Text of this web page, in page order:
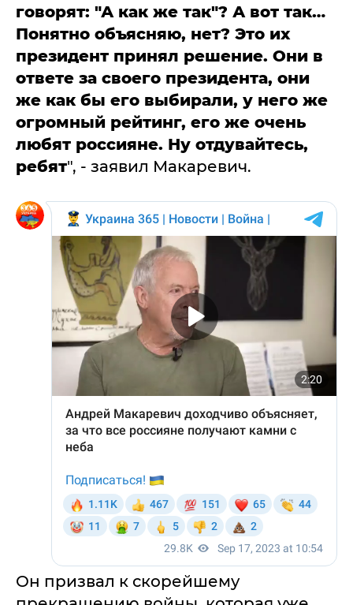
говорят: "А как же так"? А вот так…
Понятно объясняю, нет? Это их
президент принял решение. Они в
ответе за своего президента, они
же как бы его выбирали, у него же
огромный рейтинг, его же очень
любят россияне. Ну отдувайтесь,
ребят", - заявил Макаревич.
Он призвал к скорейшему